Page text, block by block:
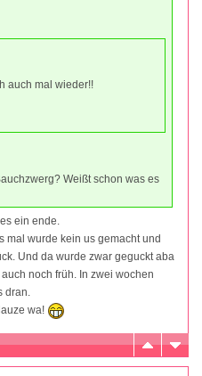
auch mal wieder!!
Weißt schon was es
ein ende.
mal wurde kein us gemacht und
Und da wurde zwar geguckt aba
noch früh. In zwei wochen
dran.
wa!